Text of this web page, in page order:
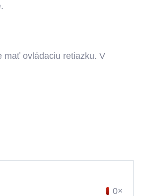
mať ovládaciu retiazku. V
0×